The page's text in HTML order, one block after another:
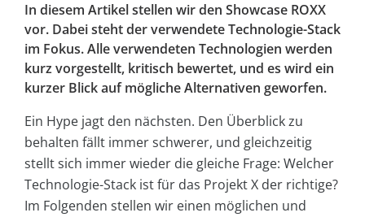
In diesem Artikel stellen wir den Showcase ROXX
vor. Dabei steht der verwendete Technologie-Stack
im Fokus. Alle verwendeten Technologien werden
kurz vorgestellt, kritisch bewertet, und es wird ein
kurzer Blick auf mögliche Alternativen geworfen.
Ein Hype jagt den nächsten. Den Überblick zu
behalten fällt immer schwerer, und gleichzeitig
stellt sich immer wieder die gleiche Frage: Welcher
Technologie-Stack ist für das Projekt X der richtige?
Im Folgenden stellen wir einen möglichen und